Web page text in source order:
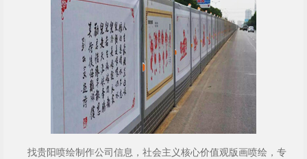
找贵阳喷绘制作公司信息，社会主义核心价值观版画喷绘，专